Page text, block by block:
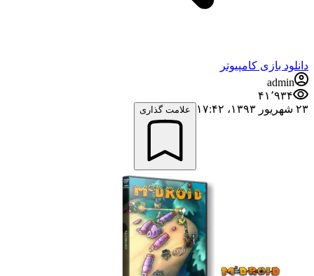
دانلود بازی کامپیوتر
admin
۴۱٬۹۳۴
۲۳ شهریور ۱۳۹۳،‏ ۱۷:۴۲
علامت گذاری